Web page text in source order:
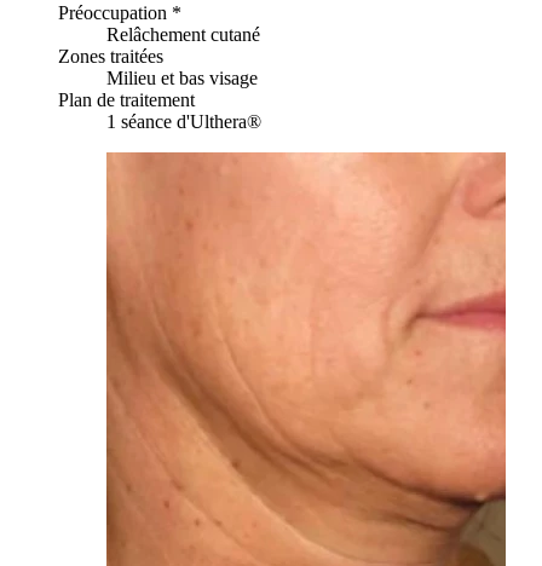
Préoccupation *
Relâchement cutané
Zones traitées
Milieu et bas visage
Plan de traitement
1 séance d'Ulthera®